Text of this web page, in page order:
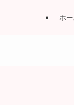
ホ